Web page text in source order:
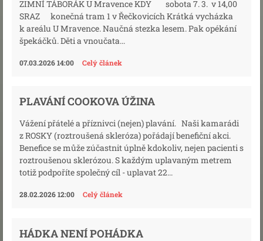
ZIMNÍ TÁBORÁK U Mravence KDY sobota 7. 3. v 14,00
SRAZ konečná tram 1 v Řečkovicích Krátká vycházka
k areálu U Mravence. Naučná stezka lesem. Pak opékání
špekáčků. Děti a vnoučata...
07.03.2026 14:00 Celý článek
PLAVÁNÍ COOKOVA ÚŽINA
Vážení přátelé a příznivci (nejen) plavání. Naši kamarádi
z ROSKY (roztroušená skleróza) pořádají benefiční akci.
Benefice se může zúčastnit úplně kdokoliv, nejen pacienti s
roztroušenou sklerózou. S každým uplavaným metrem
totiž podpoříte společný cíl - uplavat 22...
28.02.2026 12:00 Celý článek
HÁDKA NENÍ POHÁDKA